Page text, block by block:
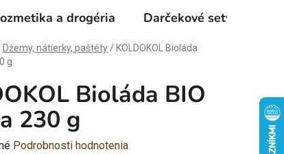
KOŠÍK
a drogéria Darčekové sety
Džemy, nátierky, paštéty / KOLDOKOL Bioláda
g
Bioláda BIO
230 g
Podrobnosti hodnotenia